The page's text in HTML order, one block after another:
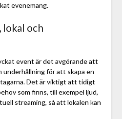
evenemang.
lokal och
event är det avgörande att
underhållning för att skapa en
Det är viktigt att tidigt
som finns, till exempel ljud,
streaming, så att lokalen kan